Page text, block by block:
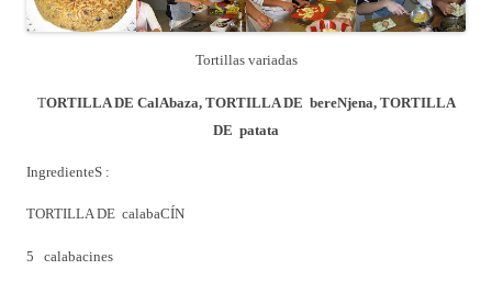
Tortillas variadas
TORTILLA DE CalAbaza, TORTILLA DE bereNjena, TORTILLA
DE patata
IngredienteS :
TORTILLA DE calabaCÍN
5 calabacines